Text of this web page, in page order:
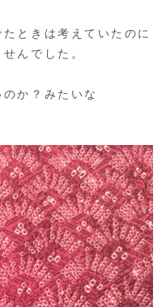
ときは考えていたのに
んでした。
か？みたいな